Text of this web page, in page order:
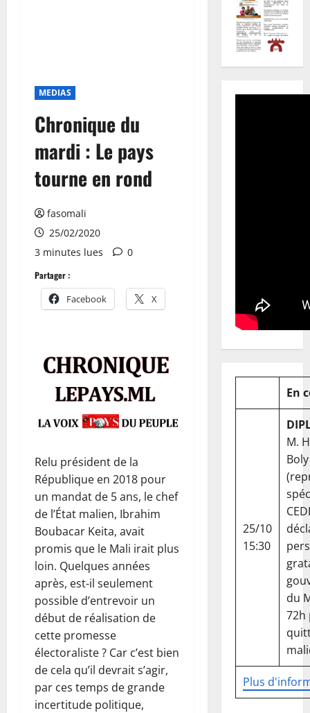
MEDIAS
Chronique du
mardi : Le pays
tourne en rond
fasomali
25/02/2020
3 minutes lues
0
Partager :
Facebook X
Relu président de la
République en 2018 pour
un mandat de 5 ans, le chef
de l’État malien, Ibrahim
Boubacar Keita, avait
promis que le Mali irait plus
loin. Quelques années
après, est-il seulement
possible d’entrevoir un
début de réalisation de
cette promesse
électoraliste ? Car c’est bien
de cela qu’il devrait s’agir,
par ces temps de grande
incertitude politique,
En
Plus
25/10
15:30
M.
Boly
du
72h